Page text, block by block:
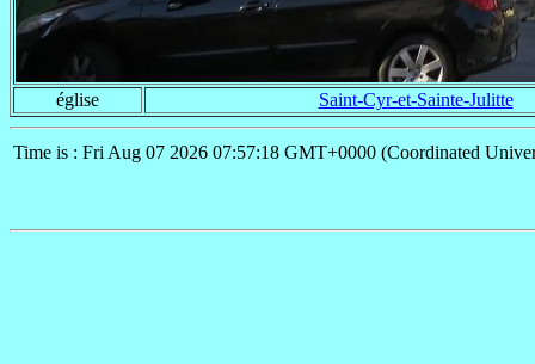
église Saint-Cyr-et-Sainte-Julitte
Time is : Fri Aug 07 2026 07:57:18 GMT+0000 (Coordinated